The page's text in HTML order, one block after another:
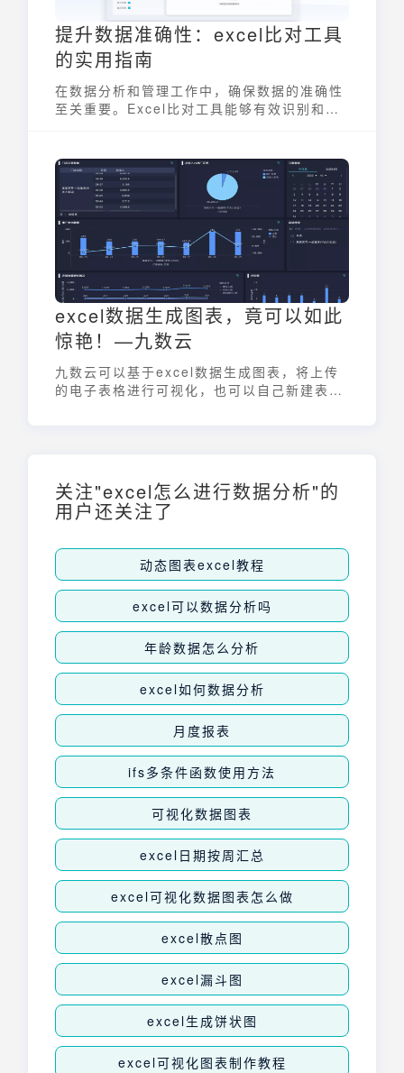
提升数据准确性：excel比对工具
的实用指南
在数据分析和管理工作中，确保数据的准确性
至关重要。Excel比对工具能够有效识别和纠
工具的应用场景、常用方法以及选择要点，助
您更好地运用这一实用工具。
excel数据生成图表，竟可以如此
惊艳！—九数云
九数云可以基于excel数据生成图表，将上传
的电子表格进行可视化，也可以自己新建表
关注"excel怎么进行数据分析"的
用户还关注了
动态图表excel教程
excel可以数据分析吗
年龄数据怎么分析
excel如何数据分析
月度报表
ifs多条件函数使用方法
可视化数据图表
excel日期按周汇总
excel可视化数据图表怎么做
excel散点图
excel漏斗图
excel生成饼状图
excel可视化图表制作教程